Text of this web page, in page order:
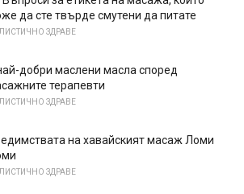
да сте твърде смутени да питате
ЗДРАВЕ
добри маслени масла според
терапевти
ЗДРАВЕ
на хавайският масаж Ломи
ЗДРАВЕ